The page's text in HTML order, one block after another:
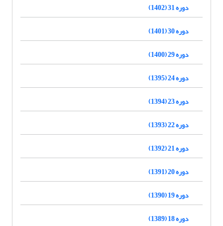
دوره 31 (1402)
دوره 30 (1401)
دوره 29 (1400)
دوره 24 (1395)
دوره 23 (1394)
دوره 22 (1393)
دوره 21 (1392)
دوره 20 (1391)
دوره 19 (1390)
دوره 18 (1389)